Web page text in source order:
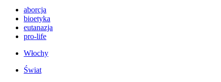
aborcja
bioetyka
eutanazja
pro-life
Włochy
Świat